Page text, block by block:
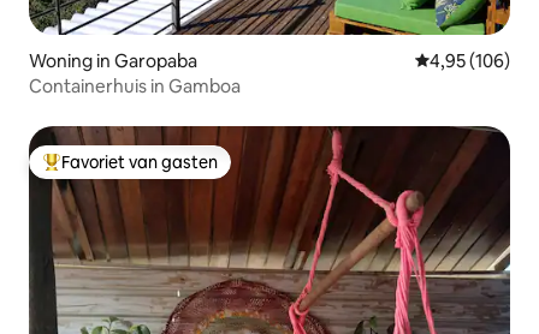
Woning in Garopaba Gemiddelde
4,95 (106)
Containerhuis in Gamboa
Topfavoriet van gasten
Favoriet van gasten